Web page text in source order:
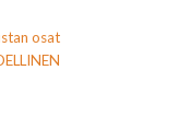
osat